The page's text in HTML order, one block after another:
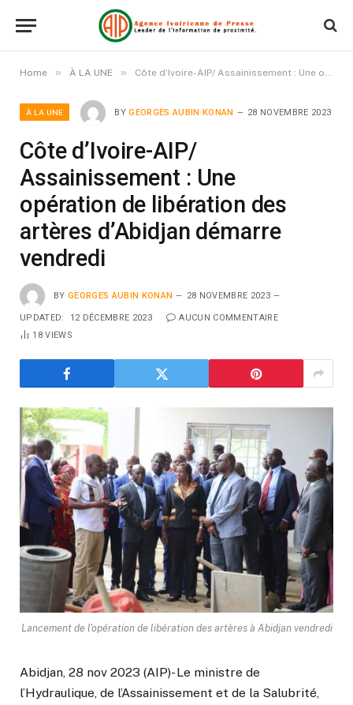
Home » À LA UNE » Côte d’Ivoire-AIP/ Assainissement : Une opération de libération des artères d’Abidjan démarre vendredi
À LA UNE BY GEORGES AUBIN KONAN 28 NOVEMBRE 2023
Côte d’Ivoire-AIP/
Assainissement : Une
opération de libération des
artères d’Abidjan démarre
vendredi
BY GEORGES AUBIN KONAN 28 NOVEMBRE 2023
UPDATED: 12 DÉCEMBRE 2023
AUCUN COMMENTAIRE
18VIEWS
Lancement de l'opération de libération des artères à Abidjan vendredi
Abidjan, 28 nov 2023 (AIP)- Le ministre de
l’Hydraulique, de l’Assainissement et de la Salubrité,